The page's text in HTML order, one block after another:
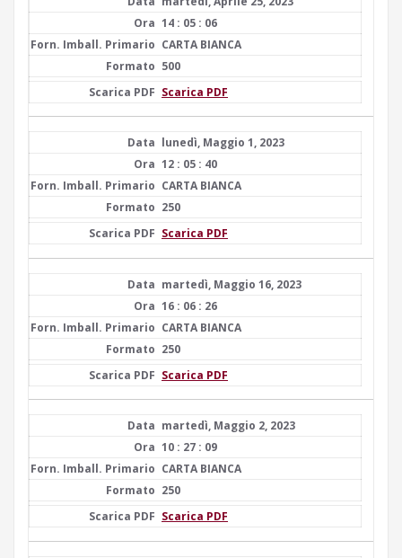
14 : 05 : 06
CARTA BIANCA
500
Scarica PDF
lunedì, Maggio 1, 2023
12 : 05 : 40
CARTA BIANCA
250
Scarica PDF
martedì, Maggio 16, 2023
16 : 06 : 26
CARTA BIANCA
250
Scarica PDF
martedì, Maggio 2, 2023
10 : 27 : 09
CARTA BIANCA
250
Scarica PDF